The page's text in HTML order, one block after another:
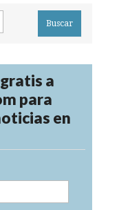
a
para
en